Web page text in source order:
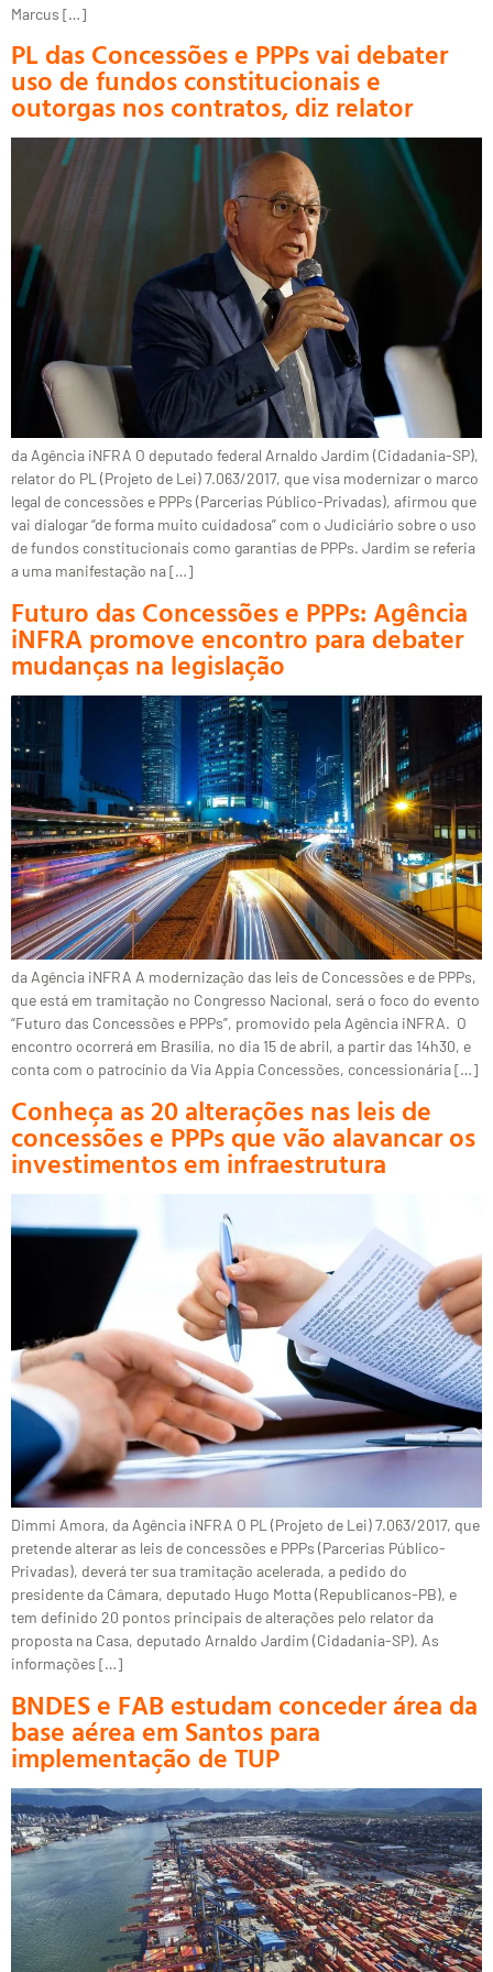
Marcus […]
PL das Concessões e PPPs vai debater
uso de fundos constitucionais e
outorgas nos contratos, diz relator
da Agência iNFRA O deputado federal Arnaldo Jardim (Cidadania-SP),
relator do PL (Projeto de Lei) 7.063/2017, que visa modernizar o marco
legal de concessões e PPPs (Parcerias Público-Privadas), afirmou que
vai dialogar “de forma muito cuidadosa” com o Judiciário sobre o uso
de fundos constitucionais como garantias de PPPs. Jardim se referia
a uma manifestação na […]
Futuro das Concessões e PPPs: Agência
iNFRA promove encontro para debater
mudanças na legislação
da Agência iNFRA A modernização das leis de Concessões e de PPPs,
que está em tramitação no Congresso Nacional, será o foco do evento
“Futuro das Concessões e PPPs”, promovido pela Agência iNFRA. O
encontro ocorrerá em Brasília, no dia 15 de abril, a partir das 14h30, e
conta com o patrocínio da Via Appia Concessões, concessionária […]
Conheça as 20 alterações nas leis de
concessões e PPPs que vão alavancar os
investimentos em infraestrutura
Dimmi Amora, da Agência iNFRA O PL (Projeto de Lei) 7.063/2017, que
pretende alterar as leis de concessões e PPPs (Parcerias Público-
Privadas), deverá ter sua tramitação acelerada, a pedido do
presidente da Câmara, deputado Hugo Motta (Republicanos-PB), e
tem definido 20 pontos principais de alterações pelo relator da
proposta na Casa, deputado Arnaldo Jardim (Cidadania-SP). As
informações […]
BNDES e FAB estudam conceder área da
base aérea em Santos para
implementação de TUP